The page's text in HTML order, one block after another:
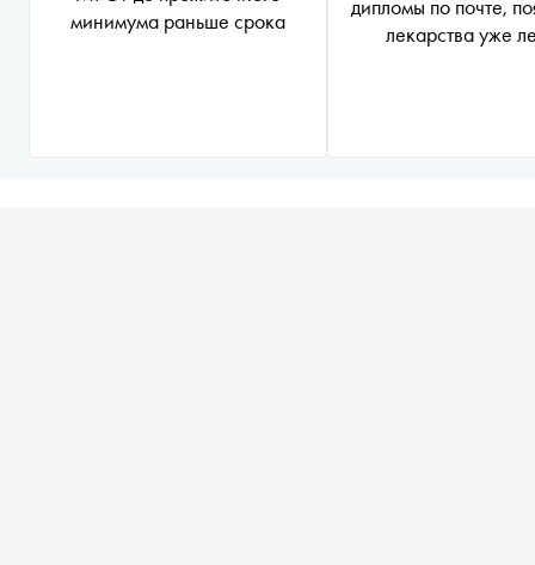
минимума раньше срока
дипломы по почте,
лекарства уже